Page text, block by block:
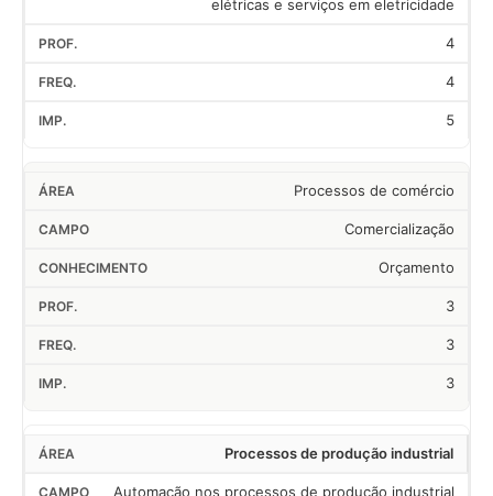
elétricas e serviços em eletricidade
4
4
5
Processos de comércio
Comercialização
Orçamento
3
3
3
Processos de produção industrial
Automação nos processos de produção industrial